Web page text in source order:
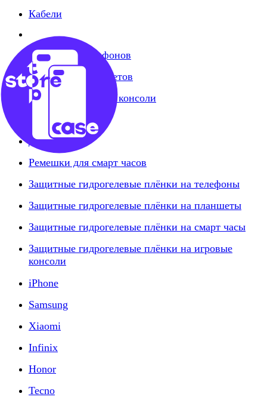
Кабели
Стёкла для телефонов
Стёкла для планшетов
Стёкла на игровые консоли
Стилусы
Держатели
Ремешки для смарт часов
Защитные гидрогелевые плёнки на телефоны
Защитные гидрогелевые плёнки на планшеты
Защитные гидрогелевые плёнки на смарт часы
Защитные гидрогелевые плёнки на игровые
консоли
iPhone
Samsung
Xiaomi
Infinix
Honor
Tecno